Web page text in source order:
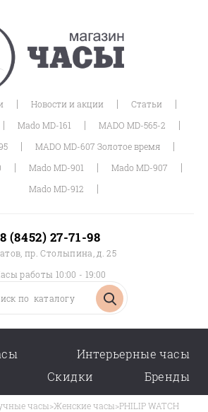
| Новости и акции | Статьи |
| Mado MD-161 | MADO MD-565-2 |
| MADO MD-607 Золотое время |
| Mado MD-901 | Mado MD-907 |
Mado MD-912 |
8 (8452) 27-71-98
пр. Столыпина, д. 25
работы 10:00 - 19:00
Интерьерные часы
Скидки Бренды
часы>Женские часы>PHILIP WATCH